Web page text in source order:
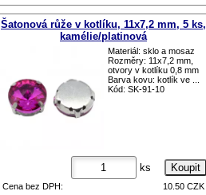
Šatonová růže v kotlíku, 11x7,2 mm, 5 ks,
kamélie/platinová
Materiál: sklo a mosaz
Rozměry: 11x7,2 mm,
otvory v kotlíku 0,8 mm
Barva kovu: kotlík ve ...
Kód: SK-91-10
ks
Cena bez DPH: 10.50 CZK